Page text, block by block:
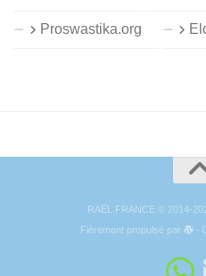
Proswastika.org
RAËL FRANCE © 2014-
Fièrement propulsé par
-